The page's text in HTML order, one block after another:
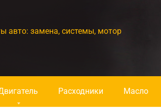
авто: замена, системы, мотор
Расходники Масло